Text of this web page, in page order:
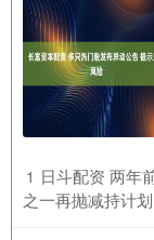
1 日斗配资 两年
之一再抛减持计